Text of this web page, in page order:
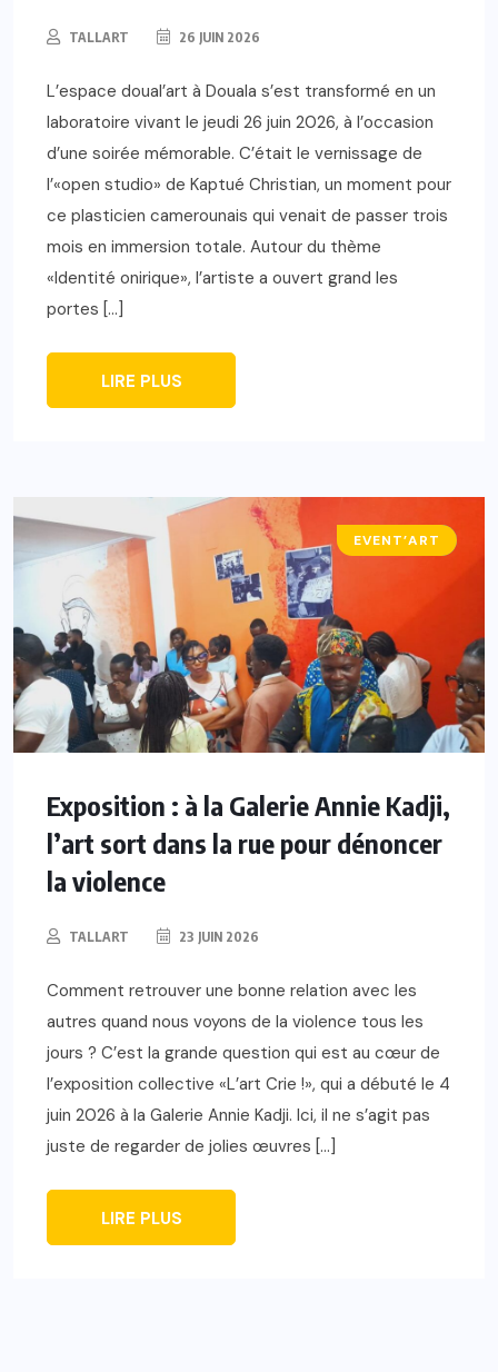
TALLART 26 JUIN 2026
L’espace doual’art à Douala s’est transformé en un
laboratoire vivant le jeudi 26 juin 2026, à l’occasion
d’une soirée mémorable. C’était le vernissage de
l’«open studio» de Kaptué Christian, un moment pour
ce plasticien camerounais qui venait de passer trois
mois en immersion totale. Autour du thème
«Identité onirique», l’artiste a ouvert grand les
portes […]
LIRE PLUS
A LA UNE
EVENT’ART
Exposition : à la Galerie Annie Kadji,
l’art sort dans la rue pour dénoncer
la violence
TALLART 23 JUIN 2026
Comment retrouver une bonne relation avec les
autres quand nous voyons de la violence tous les
jours ? C’est la grande question qui est au cœur de
l’exposition collective «L’art Crie !», qui a débuté le 4
juin 2026 à la Galerie Annie Kadji. ​Ici, il ne s’agit pas
juste de regarder de jolies œuvres […]
LIRE PLUS